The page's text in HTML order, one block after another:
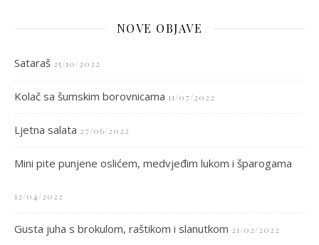
NOVE OBJAVE
Sataraš 25/10/2022
Kolač sa šumskim borovnicama 11/07/2022
Ljetna salata 27/06/2022
Mini pite punjene oslićem, medvjeđim lukom i šparogama
12/04/2022
Gusta juha s brokulom, raštikom i slanutkom 21/02/2022